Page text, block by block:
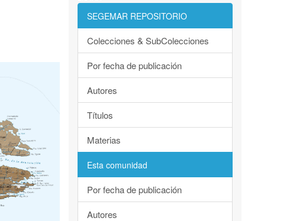
SEGEMAR REPOSITORIO
Colecciones & SubColecciones
Por fecha de publicación
Autores
Títulos
Materias
Esta comunidad
Por fecha de publicación
Autores